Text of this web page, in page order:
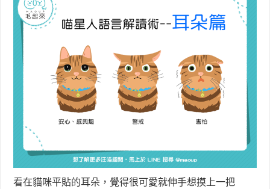
看在貓咪平貼的耳朵，覺得很可愛就伸手想摸上一把